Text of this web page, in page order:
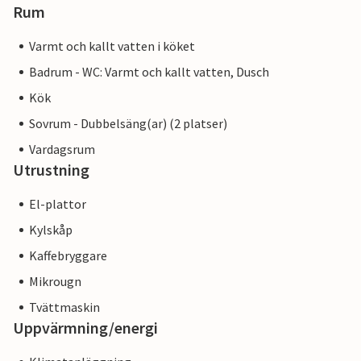
enkelt planeras. I Bunyola hittar du bagerier och
riktning mot Sóller och Port de Sóller. Dessutom är
bergsbyarna Deià och Fornalutx andra underbara
utflyktsmål.
Rum
Varmt och kallt vatten i köket
Badrum - WC: Varmt och kallt vatten, Dusch
Kök
Sovrum - Dubbelsäng(ar) (2 platser)
Vardagsrum
Utrustning
El-plattor
Kylskåp
Kaffebryggare
Mikrougn
Tvättmaskin
Uppvärmning/energi